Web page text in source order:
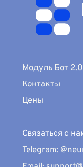
Модуль Бот 2.0
Контакты
Цены
Связаться с
Telegram: